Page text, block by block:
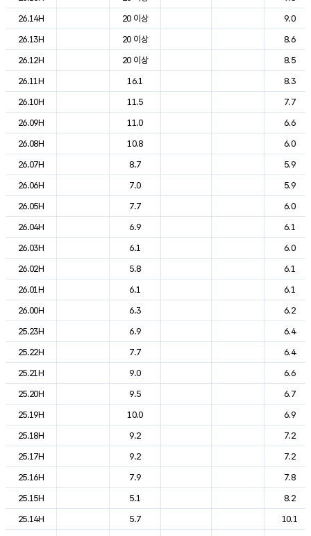
26.14H
20 이상
9.0
26.13H
20 이상
8.6
26.12H
20 이상
8.5
26.11H
16.1
8.3
26.10H
11.5
7.7
26.09H
11.0
6.6
26.08H
10.8
6.0
26.07H
8.7
5.9
26.06H
7.0
5.9
26.05H
7.7
6.0
26.04H
6.9
6.1
26.03H
6.1
6.0
26.02H
5.8
6.1
26.01H
6.1
6.1
26.00H
6.3
6.2
25.23H
6.9
6.4
25.22H
7.7
6.4
25.21H
9.0
6.6
25.20H
9.5
6.7
25.19H
10.0
6.9
25.18H
9.2
7.2
25.17H
9.2
7.2
25.16H
7.9
7.8
25.15H
5.1
8.2
25.14H
5.7
10.1